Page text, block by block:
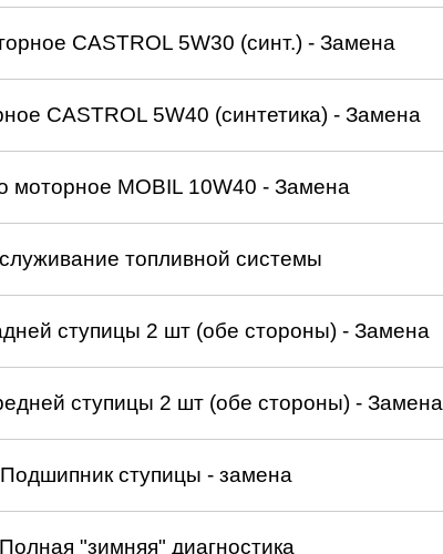
CASTROL 5W30 (синт.) - Замена
CASTROL 5W40 (синтетика) - Замена
моторное MOBIL 10W40 - Замена
топливной системы
ступицы 2 шт (обе стороны) - Замена
ступицы 2 шт (обе стороны) - Замена
Подшипник ступицы - замена
Полная "зимняя" диагностика